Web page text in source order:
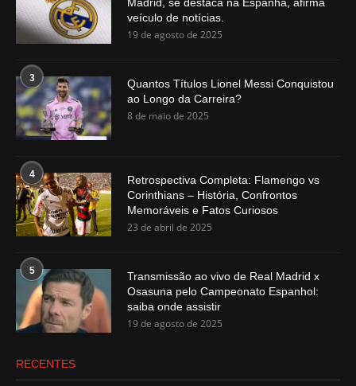
veículo de notícias.
19 de agosto de 2025
3
Quantos Títulos Lionel Messi Conquistou
ao Longo da Carreira?
8 de maio de 2025
4
Retrospectiva Completa: Flamengo vs
Corinthians – História, Confrontos
Memoráveis e Fatos Curiosos
23 de abril de 2025
5
Transmissão ao vivo de Real Madrid x
Osasuna pelo Campeonato Espanhol:
saiba onde assistir
19 de agosto de 2025
RECENTES